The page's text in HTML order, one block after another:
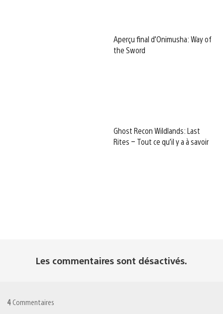
Aperçu final d’Onimusha: Way of
the Sword
Ghost Recon Wildlands: Last
Rites – Tout ce qu’il y a à savoir
Les commentaires sont désactivés.
4 Commentaires